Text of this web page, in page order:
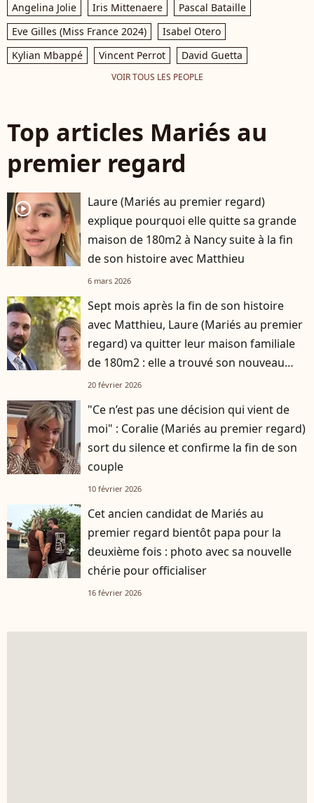
Angelina Jolie Iris Mittenaere
Pascal Bataille
Eve Gilles (Miss France 2024)
Isabel Otero
Kylian Mbappé
Vincent Perrot David Guetta
VOIR TOUS LES PEOPLE
Top articles Mariés au
premier regard
player2
Laure (Mariés au premier regard)
explique pourquoi elle quitte sa grande
maison de 180m2 à Nancy suite à la fin
de son histoire avec Matthieu
6 mars 2026
Sept mois après la fin de son histoire
avec Matthieu, Laure (Mariés au premier
regard) va quitter leur maison familiale
de 180m2 : elle a trouvé son nouveau
logement
20 février 2026
"Ce n’est pas une décision qui vient de
moi" : Coralie (Mariés au premier regard)
sort du silence et confirme la fin de son
couple
10 février 2026
Cet ancien candidat de Mariés au
premier regard bientôt papa pour la
deuxième fois : photo avec sa nouvelle
chérie pour officialiser
16 février 2026